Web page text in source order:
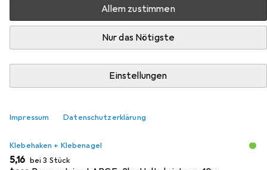
Allem zustimmen
Nur das Nötigste
Einstellungen
Impressum Datenschutzerklärung
Beliebt Klebehaken + Klebenagel Nägel
Relevanz
Klebehaken + Klebenagel
EUR
5,16 bei 3 Stück